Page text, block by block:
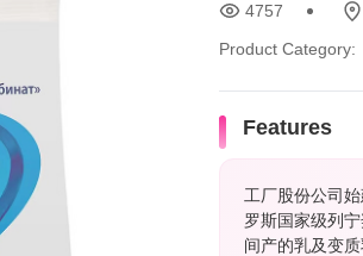
4757
Product
Features
工厂股份公司
罗斯国家级列
间产的乳及变